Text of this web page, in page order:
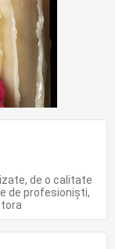
de o calitate
de profesioniști,